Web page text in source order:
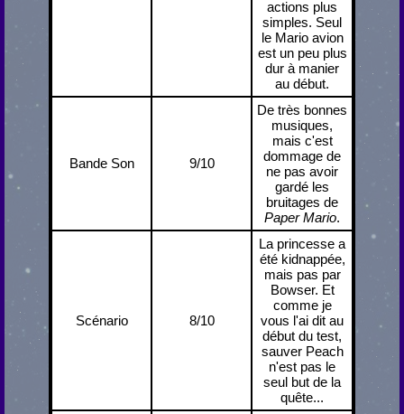
actions plus
simples. Seul
le Mario avion
est un peu plus
dur à manier
au début.
Bande Son 9/10
De très bonnes
musiques,
mais c'est
dommage de
ne pas avoir
gardé les
bruitages de
Paper Mario.
Scénario 8/10
La princesse a
été kidnappée,
mais pas par
Bowser. Et
comme je
vous l'ai dit au
début du test,
sauver Peach
n'est pas le
seul but de la
quête...